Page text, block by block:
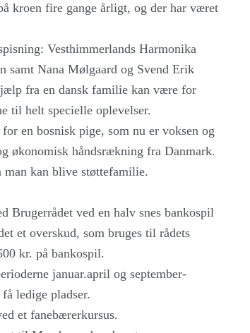
kroen fire gange årligt, og der har været
Vesthimmerlands Harmonika
samt Nana Mølgaard og Svend Erik
fra en dansk familie kan være for
til helt specielle oplevelser.
en bosnisk pige, som nu er voksen og
økonomisk håndsrækning fra Danmark.
man kan blive støttefamilie.
Brugerrådet ved en halv snes bankospil
et overskud, som bruges til rådets
kr. på bankospil.
januar.april og september-
ledige pladser.
et fanebærerkursus.